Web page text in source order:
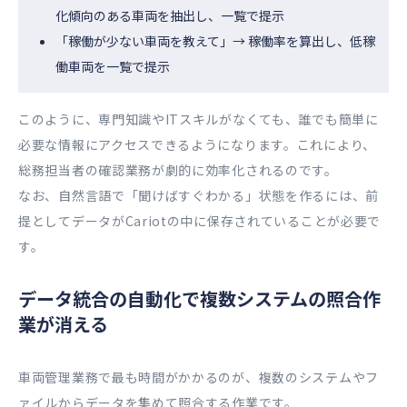
化傾向のある車両を抽出し、一覧で提示
「稼働が少ない車両を教えて」→ 稼働率を算出し、低稼
働車両を一覧で提示
このように、専門知識やITスキルがなくても、誰でも簡単に
必要な情報にアクセスできるようになります。これにより、
総務担当者の確認業務が劇的に効率化されるのです。
なお、自然言語で「聞けばすぐわかる」状態を作るには、前
提としてデータがCariotの中に保存されていることが必要で
す。
データ統合の自動化で複数システムの照合作
業が消える
車両管理業務で最も時間がかかるのが、複数のシステムやフ
ァイルからデータを集めて照合する作業です。